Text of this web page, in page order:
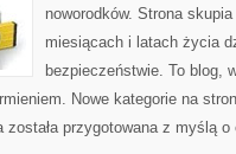
noworodków. Strona
miesiącach i latach życia
bezpieczeństwie. To blog,
Nowe kategorie na
przygotowana z myślą